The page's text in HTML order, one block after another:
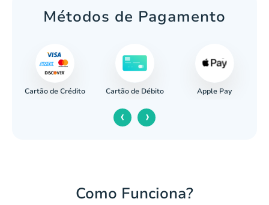
Métodos de Pagamento
Cartão de Crédito Cartão de Débito Apple Pay
‹ ›
Como Funciona?